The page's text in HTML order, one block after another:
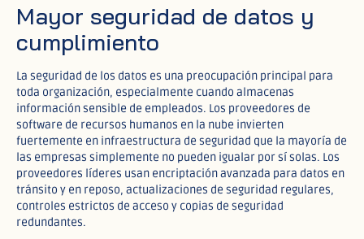
Mayor seguridad de datos y
cumplimiento
La seguridad de los datos es una preocupación principal para
toda organización, especialmente cuando almacenas
información sensible de empleados. Los proveedores de
software de recursos humanos en la nube invierten
fuertemente en infraestructura de seguridad que la mayoría de
las empresas simplemente no pueden igualar por sí solas. Los
proveedores líderes usan encriptación avanzada para datos en
tránsito y en reposo, actualizaciones de seguridad regulares,
controles estrictos de acceso y copias de seguridad
redundantes.​